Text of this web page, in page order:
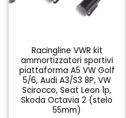
Racingline VWR kit
ammortizzatori sportivi
piattaforma A5 VW Golf
5/6, Audi A3/S3 8P, VW
Scirocco, Seat Leon 1p,
Skoda Octavia 2 (stelo
55mm)